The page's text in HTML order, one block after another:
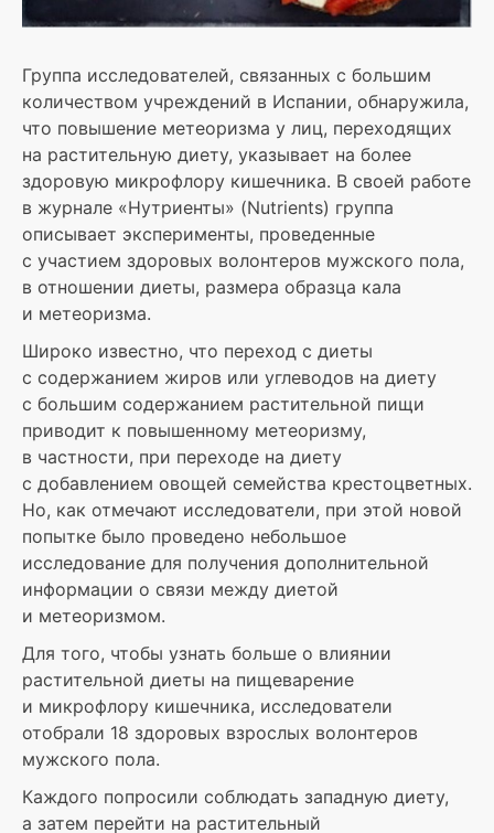
Группа исследователей, связанных с большим
количеством учреждений в Испании, обнаружила,
что повышение метеоризма у лиц, переходящих
на растительную диету, указывает на более
здоровую микрофлору кишечника. В своей работе
в журнале «Нутриенты» (Nutrients) группа
описывает эксперименты, проведенные
с участием здоровых волонтеров мужского пола,
в отношении диеты, размера образца кала
и метеоризма.
Широко известно, что переход с диеты
с содержанием жиров или углеводов на диету
с большим содержанием растительной пищи
приводит к повышенному метеоризму,
в частности, при переходе на диету
с добавлением овощей семейства крестоцветных.
Но, как отмечают исследователи, при этой новой
попытке было проведено небольшое
исследование для получения дополнительной
информации о связи между диетой
и метеоризмом.
Для того, чтобы узнать больше о влиянии
растительной диеты на пищеварение
и микрофлору кишечника, исследователи
отобрали 18 здоровых взрослых волонтеров
мужского пола.
Каждого попросили соблюдать западную диету,
а затем перейти на растительный